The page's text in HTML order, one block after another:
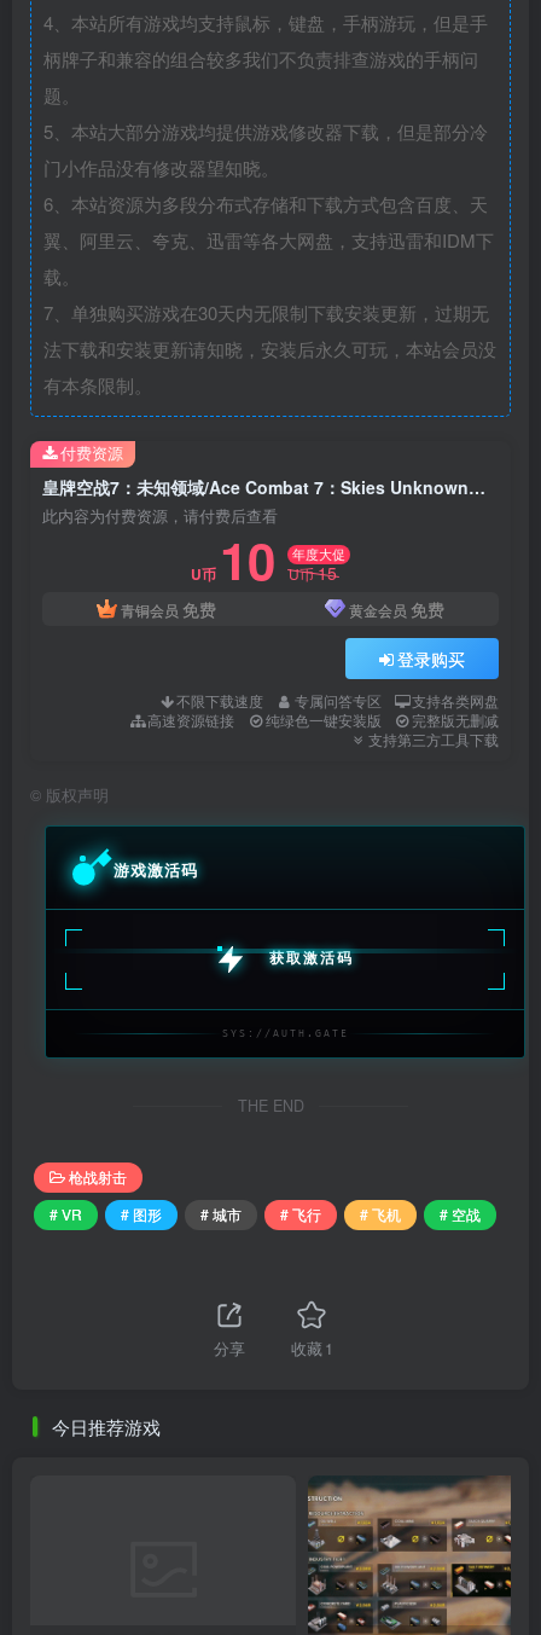
4、本站所有游戏均支持鼠标，键盘，手柄游玩，但是手
柄牌子和兼容的组合较多我们不负责排查游戏的手柄问
题。
5、本站大部分游戏均提供游戏修改器下载，但是部分冷
门小作品没有修改器望知晓。
6、本站资源为多段分布式存储和下载方式包含百度、天
翼、阿里云、夸克、迅雷等各大网盘，支持迅雷和IDM下
载。
7、单独购买游戏在30天内无限制下载安装更新，过期无
法下载和安装更新请知晓，安装后永久可玩，本站会员没
有本条限制。
皇牌空战7：未知领域/Ace Combat 7：Skies Unknown（更新周年庆版）
此内容为付费资源，请付费后查看
U币 10 年度大促
U币15
青铜会员 免费 黄金会员 免费
登录购买
不限下载速度 专属问答专区
支持各类网盘
高速资源链接
纯绿色一键安装版
完整版无删减
支持第三方工具下载
付费资源
© 版权声明
游戏激活码
获取激活码
SYS://AUTH.GATE
THE END
枪战射击
# VR
# 图形 # 城市 # 飞行 # 飞机 # 空战
分享 收藏1
今日推荐游戏